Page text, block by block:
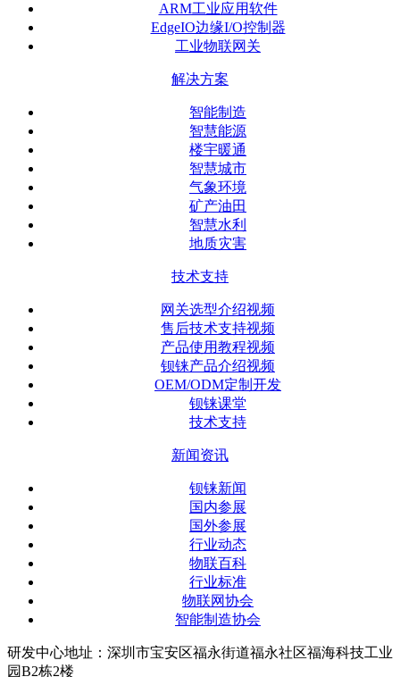
ARM工业应用软件
EdgeIO边缘I/O控制器
工业物联网关
解决方案
智能制造
智慧能源
楼宇暖通
智慧城市
气象环境
矿产油田
智慧水利
地质灾害
技术支持
网关选型介绍视频
售后技术支持视频
产品使用教程视频
钡铼产品介绍视频
OEM/ODM定制开发
钡铼课堂
技术支持
新闻资讯
钡铼新闻
国内参展
国外参展
行业动态
物联百科
行业标准
物联网协会
智能制造协会
研发中心地址：深圳市宝安区福永街道福永社区福海科技工业
园B2栋2楼